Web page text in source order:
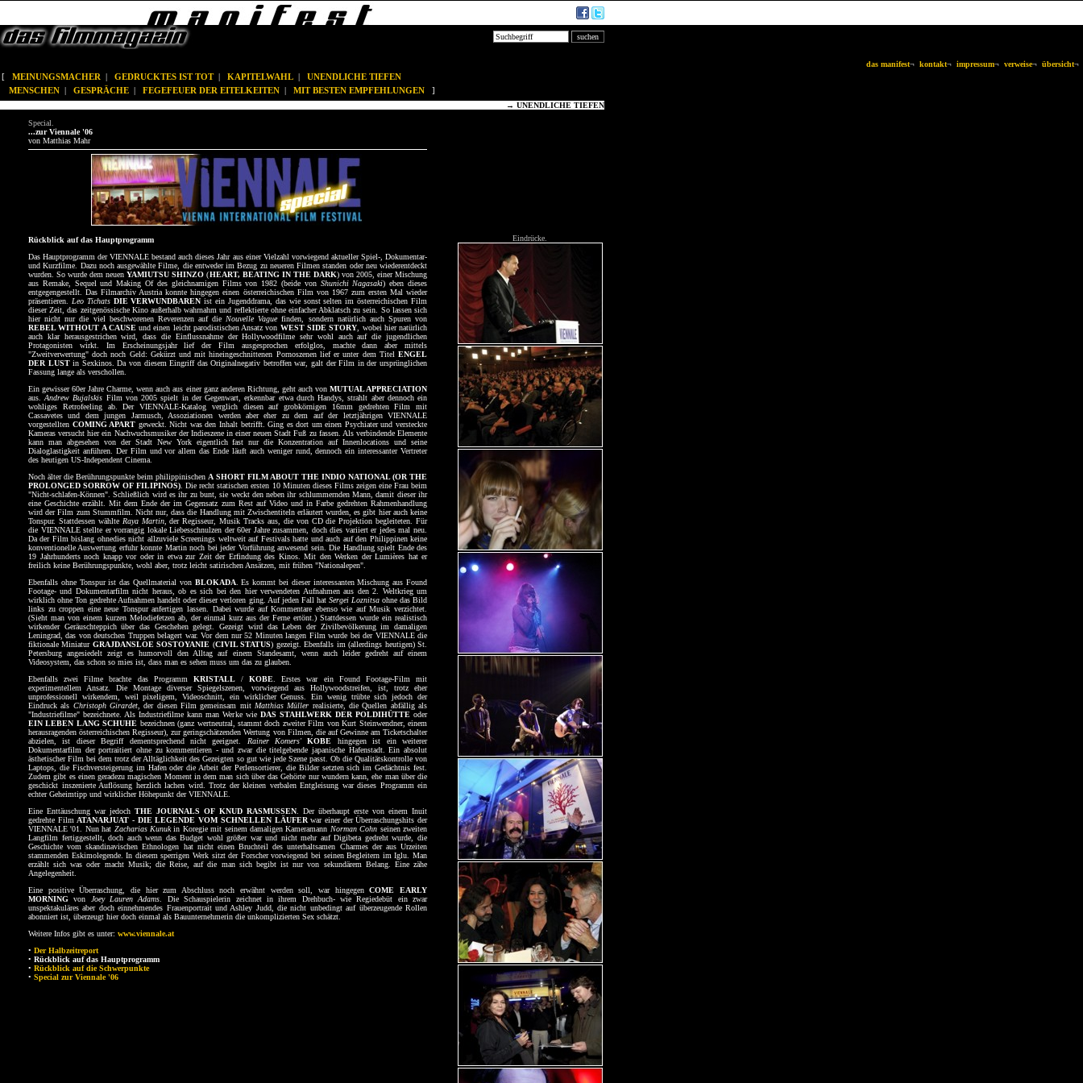
das manifest¬ kontakt¬ impressum¬ verweise¬ übersicht¬
[ MEINUNGSMACHER | GEDRUCKTES IST TOT| KAPITELWAHL | UNENDLICHE TIEFEN
MENSCHEN | GESPRÄCHE | FEGEFEUER DER EITELKEITEN | MIT BESTEN EMPFEHLUNGEN ]
→ UNENDLICHE TIEFEN
Special.
...zur Viennale '06
von Matthias Mahr
Rückblick auf das Hauptprogramm
Das Hauptprogramm der VIENNALE bestand auch dieses Jahr aus einer Vielzahl vorwiegend aktueller Spiel-, Dokumentar-
und Kurzfilme. Dazu noch ausgewählte Filme, die entweder im Bezug zu neueren Filmen standen oder neu wiederentdeckt
wurden. So wurde dem neuenYAMIUTSU SHINZO (HEART, BEATING IN THE DARK) von 2005, einer Mischung
aus Remake, Sequel und Making Of des gleichnamigen Films von 1982 (beide von Shunichi Nagasaki) eben dieses
entgegengestellt. Das Filmarchiv Austria konnte hingegen einen österreichischen Film von 1967 zum ersten Mal wieder
präsentieren.
Leo Tichats DIE VERWUNDBAREN ist ein Jugenddrama, das wie sonst selten im österreichischen Film
dieser Zeit, das zeitgenössische Kino außerhalb wahrnahm und reflektierte ohne einfacher Abklatsch zu sein. So lassen sich
hier nicht nur die viel beschworenen Reverenzen auf die Nouvelle Vaguefinden, sondern natürlich auch Spuren von
REBEL WITHOUT A CAUSEund einen leicht parodistischen Ansatz von WEST SIDE STORY , wobei hier natürlich
auch klar herausgestrichen wird, dass die Einflussnahme der Hollywoodfilme sehr wohl auch auf die jugendlichen
Protagonisten wirkt. Im Erscheinungsjahr lief der Film ausgesprochen erfolglos, machte dann aber mittels
"Zweitverwertung" doch noch Geld: Gekürzt und mit hineingeschnittenen Pornoszenen lief er unter dem Titel ENGEL
DER LUSTin Sexkinos. Da von diesem Eingriff das Originalnegativ betroffen war, galt der Film in der ursprünglichen
Fassung lange als verschollen.
Ein gewisser 60er Jahre Charme, wenn auch aus einer ganz anderen Richtung, geht auch von MUTUAL APPRECIATION
aus.Andrew Bujalskis Film von 2005 spielt in der Gegenwart, erkennbar etwa durch Handys, strahlt aber dennoch ein
wohliges Retrofeeling ab. Der VIENNALE-Katalog verglich diesen auf grobkörnigen 16mm gedrehten Film mit
Cassavetes und dem jungen Jarmusch, Assoziationen werden aber eher zu dem auf der letztjährigen VIENNALE
vorgestellten COMING APART geweckt. Nicht was den Inhalt betrifft. Ging es dort um einen Psychiater und versteckte
Kameras versucht hier ein Nachwuchsmusiker der Indieszene in einer neuen Stadt Fuß zu fassen. Als verbindende Elemente
kann man abgesehen von der Stadt New York eigentlich fast nur die Konzentration auf Innenlocations und seine
Dialoglastigkeit anführen. Der Film und vor allem das Ende läuft auch weniger rund, dennoch ein interessanter Vertreter
des heutigen US-Independent Cinema.
Noch älter die Berührungspunkte beim philippinischen A SHORT FILM ABOUT THE INDIO NATIONAL (OR THE
PROLONGED SORROW OF FILIPINOS) . Die recht statischen ersten 10 Minuten dieses Films zeigen eine Frau beim
"Nicht-schlafen-Können". Schließlich wird es ihr zu bunt, sie weckt den neben ihr schlummernden Mann, damit dieser ihr
eine Geschichte erzählt. Mit dem Ende der im Gegensatz zum Rest auf Video und in Farbe gedrehten Rahmenhandlung
wird der Film zum Stummfilm. Nicht nur, dass die Handlung mit Zwischentiteln erläutert wurden, es gibt hier auch keine
Tonspur. Stattdessen wählte Raya Martin, der Regisseur, Musik Tracks aus, die von CD die Projektion begleiteten. Für
die VIENNALE stellte er vorrangig lokale Liebesschnulzen der 60er Jahre zusammen, doch dies variiert er jedes mal neu.
Da der Film bislang ohnedies nicht allzuviele Screenings weltweit auf Festivals hatte und auch auf den Philippinen keine
konventionelle Auswertung erfuhr konnte Martin noch bei jeder Vorführung anwesend sein. Die Handlung spielt Ende des
19 Jahrhunderts noch knapp vor oder in etwa zur Zeit der Erfindung des Kinos. Mit den Werken der Lumières hat er
freilich keine Berührungspunkte, wohl aber, trotz leicht satirischen Ansätzen, mit frühen "Nationalepen".
Ebenfalls ohne Tonspur ist das Quellmaterial von BLOKADA. Es kommt bei dieser interessanten Mischung aus Found
Footage- und Dokumentarfilm nicht heraus, ob es sich bei den hier verwendeten Aufnahmen aus den 2. Weltkrieg um
wirklich ohne Ton gedrehte Aufnahmen handelt oder dieser verloren ging. Auf jeden Fall hat Sergei Loznitsaohne das Bild
links zu croppen eine neue Tonspur anfertigen lassen. Dabei wurde auf Kommentare ebenso wie auf Musik verzichtet.
(Sieht man von einem kurzen Melodiefetzen ab, der einmal kurz aus der Ferne ertönt.) Stattdessen wurde ein realistisch
wirkender Geräuschteppich über das Geschehen gelegt. Gezeigt wird das Leben der Zivilbevölkerung im damaligen
Leningrad, das von deutschen Truppen belagert war. Vor dem nur 52 Minuten langen Film wurde bei der VIENNALE die
fiktionale Miniatur GRAJDANSLOE SOSTOYANIE (CIVIL STATUS) gezeigt. Ebenfalls im (allerdings heutigen) St.
Petersburg angesiedelt zeigt es humorvoll den Alltag auf einem Standesamt, wenn auch leider gedreht auf einem
Videosystem, das schon so mies ist, dass man es sehen muss um das zu glauben.
Ebenfalls zwei Filme brachte das Programm KRISTALL/KOBE . Erstes war ein Found Footage-Film mit
experimentellem Ansatz. Die Montage diverser Spiegelszenen, vorwiegend aus Hollywoodstreifen, ist, trotz eher
unprofessionell wirkendem, weil pixeligem, Videoschnitt, ein wirklicher Genuss. Ein wenig trübte sich jedoch der
Eindruck als Christoph Girardet , der diesen Film gemeinsam mit Matthias Müller realisierte, die Quellen abfällig als
"Industriefilme" bezeichnete. Als Industriefilme kann man Werke wie DAS STAHLWERK DER POLDIHÜTTEoder
EIN LEBEN LANG SCHUHE bezeichnen (ganz wertneutral, stammt doch zweiter Film von Kurt Steinwendner, einem
herausragenden österreichischen Regisseur), zur geringschätzenden Wertung von Filmen, die auf Gewinne am Ticketschalter
abzielen, ist dieser Begriff dementsprechend nicht geeignet.
Rainer Komers' KOBE hingegen ist ein weiterer
Dokumentarfilm der portraitiert ohne zu kommentieren - und zwar die titelgebende japanische Hafenstadt. Ein absolut
ästhetischer Film bei dem trotz der Alltäglichkeit des Gezeigten so gut wie jede Szene passt. Ob die Qualitätskontrolle von
Laptops, die Fischversteigerung im Hafen oder die Arbeit der Perlensortierer, die Bilder setzten sich im Gedächtnis fest.
Zudem gibt es einen geradezu magischen Moment in dem man sich über das Gehörte nur wundern kann, ehe man über die
geschickt inszenierte Auflösung herzlich lachen wird. Trotz der kleinen verbalen Entgleisung war dieses Programm ein
echter Geheimtipp und wirklicher Höhepunkt der VIENNALE.
Eine Enttäuschung war jedoch THE JOURNALS OF KNUD RASMUSSEN . Der überhaupt erste von einem Inuit
gedrehte Film ATANARJUAT - DIE LEGENDE VOM SCHNELLEN LÄUFERwar einer der Überraschungshits der
VIENNALE '01. Nun hat Zacharias Kunukin Koregie mit seinem damaligen Kameramann Norman Cohn seinen zweiten
Langfilm fertiggestellt, doch auch wenn das Budget wohl größer war und nicht mehr auf Digibeta gedreht wurde, die
Geschichte vom skandinavischen Ethnologen hat nicht einen Bruchteil des unterhaltsamen Charmes der aus Urzeiten
stammenden Eskimolegende. In diesem sperrigen Werk sitzt der Forscher vorwiegend bei seinen Begleitern im Iglu. Man
erzählt sich was oder macht Musik; die Reise, auf die man sich begibt ist nur von sekundärem Belang. Eine zähe
Angelegenheit.
Eine positive Überraschung, die hier zum Abschluss noch erwähnt werden soll, war hingegenCOME EARLY
MORNING von Joey Lauren Adams . Die Schauspielerin zeichnet in ihrem Drehbuch- wie Regiedebüt ein zwar
unspektakuläres aber doch einnehmendes Frauenportrait und Ashley Judd, die nicht unbedingt auf überzeugende Rollen
abonniert ist, überzeugt hier doch einmal als Bauunternehmerin die unkomplizierten Sex schätzt.
Weitere Infos gibt es unter: www.viennale.at
• Der Halbzeitreport
• Rückblick auf das Hauptprogramm
• Rückblick auf die Schwerpunkte
• Special zur Viennale '06
Eindrücke.